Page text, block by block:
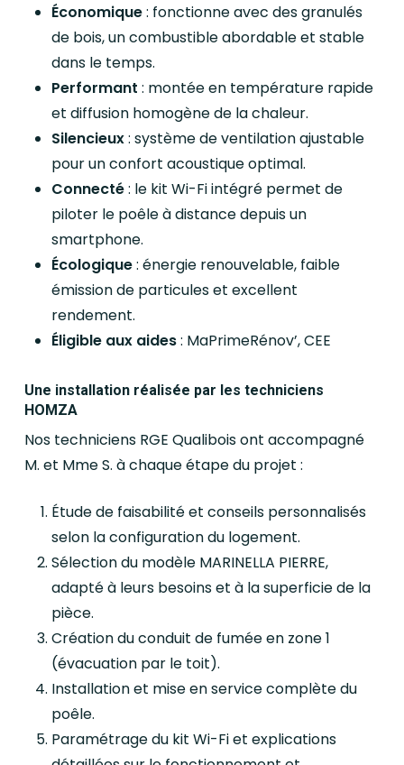
Économique: fonctionne avec des granulés
de bois, un combustible abordable et stable
dans le temps.
Performant : montée en température rapide
et diffusion homogène de la chaleur.
Silencieux: système de ventilation ajustable
pour un confort acoustique optimal.
Connecté: le kit Wi-Fi intégré permet de
piloter le poêle à distance depuis un
smartphone.
Écologique: énergie renouvelable, faible
émission de particules et excellent
rendement.
Éligible aux aides: MaPrimeRénov’, CEE
Une installation réalisée par les techniciens
HOMZA
Nos techniciens RGE Qualibois ont accompagné
M. et Mme S. à chaque étape du projet :
Étude de faisabilité et conseils personnalisés
selon la configuration du logement.
Sélection du modèle MARINELLA PIERRE,
adapté à leurs besoins et à la superficie de la
pièce.
Création du conduit de fumée en zone 1
(évacuation par le toit).
Installation et mise en service complète du
poêle.
Paramétrage du kit Wi-Fi et explications